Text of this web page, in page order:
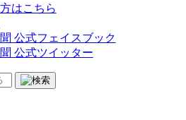
はこちら